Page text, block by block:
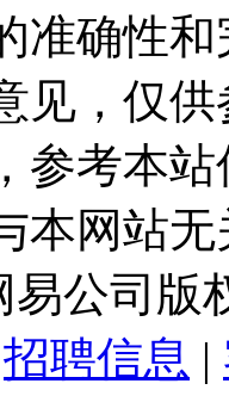
准确性
见，仅
参考本
本网站
易公司版
招聘信息 |